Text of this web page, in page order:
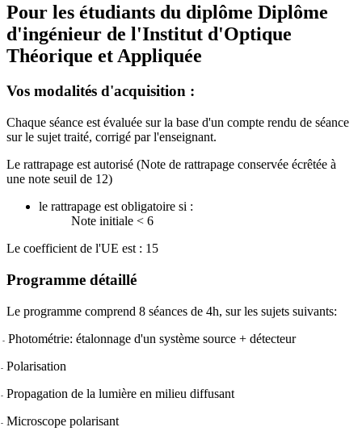
Pour les étudiants du diplôme Diplôme
d'ingénieur de l'Institut d'Optique
Théorique et Appliquée
Vos modalités d'acquisition :
Chaque séance est évaluée sur la base d'un compte rendu de séance
sur le sujet traité, corrigé par l'enseignant.
Le rattrapage est autorisé (Note de rattrapage conservée écrêtée à
une note seuil de 12)
le rattrapage est obligatoire si :
Note initiale < 6
Le coefficient de l'UE est : 15
Programme détaillé
Le programme comprend 8 séances de 4h, sur les sujets suivants:
Photométrie: étalonnage d'un système source + détecteur
Polarisation
Propagation de la lumière en milieu diffusant
Microscope polarisant